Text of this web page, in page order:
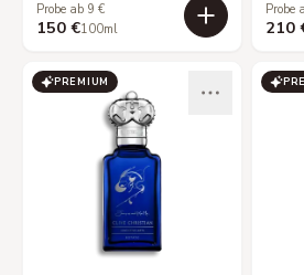
Probe ab 9 €
150 €100ml
Probe
210
PREMIUM